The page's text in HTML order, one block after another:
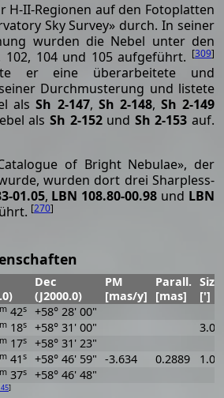
H-II-Regionen auf den Fotoplatten
Sky Survey» durch. In seiner
wurden die Nebel unter den
102, 104 und 105 aufgeführt. [309]
er eine überarbeitete und
Durchmusterung und listete
alsSh 2-147, Sh 2-148, Sh 2-149
als Sh 2-152und Sh 2-153 auf.
of Bright Nebulae», der
wurden dort drei Sharpless-
01.05, LBN 108.80-00.98 und LBN
[270]
]
Dec
(J2000.0)
PM
[mas/y]
Parall.
[mas]
Size
[']
42s
+58° 28' 00"
m18s +58° 31' 00"
m17s
+58° 31' 23"
41 s +58° 46' 59" -3.634 0.2889
37s +58° 46' 48"